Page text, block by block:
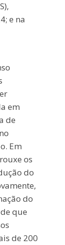
e na
em
de
Em
os
do
do
que
de 200